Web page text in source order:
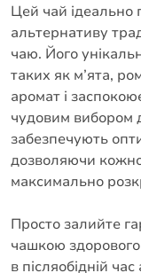
Цей чай ідеально
альтернативу
чаю. Його
таких як м’ята,
аромат і
чудовим вибором
забезпечують
дозволяючи
максимально
Просто залийте
чашкою
в післяобідній